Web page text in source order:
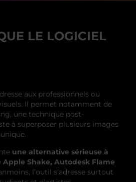
LE LOGICIEL
aux professionnels ou
Il permet notamment de
une technique post-
à superposer plusieurs images
une alternative sérieuse à
Shake, Autodesk Flame
l’outil s’adresse surtout